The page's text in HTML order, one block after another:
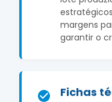
margens
garantir o
Fichas